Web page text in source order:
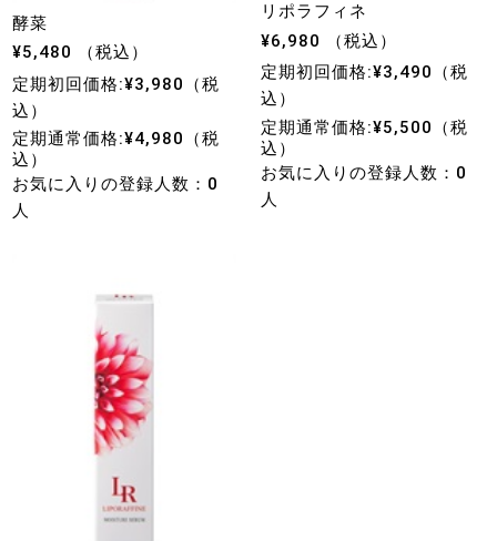
酵菜
¥5,480 （税込）
定期初回価格:¥3,980（税
込）
定期通常価格:¥4,980（税
込）
お気に入りの登録人数：0
人
リポラフィネ
¥6,980 （税込）
定期初回価格:¥3,490（税
込）
定期通常価格:¥5,500（税
込）
お気に入りの登録人数：0
人